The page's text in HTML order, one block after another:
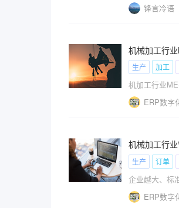
锋言冷语
机械加工行
生产
加工
ERP数字
机械加工行
生产
订单
ERP数字